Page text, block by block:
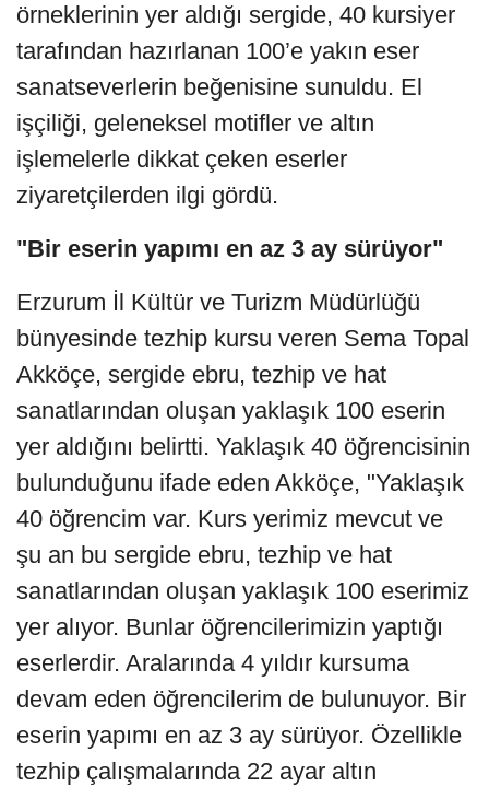
örneklerinin yer aldığı sergide, 40 kursiyer
tarafından hazırlanan 100’e yakın eser
sanatseverlerin beğenisine sunuldu. El
işçiliği, geleneksel motifler ve altın
işlemelerle dikkat çeken eserler
ziyaretçilerden ilgi gördü.
"Bir eserin yapımı en az 3 ay sürüyor"
Erzurum İl Kültür ve Turizm Müdürlüğü
bünyesinde tezhip kursu veren Sema Topal
Akköçe, sergide ebru, tezhip ve hat
sanatlarından oluşan yaklaşık 100 eserin
yer aldığını belirtti. Yaklaşık 40 öğrencisinin
bulunduğunu ifade eden Akköçe, "Yaklaşık
40 öğrencim var. Kurs yerimiz mevcut ve
şu an bu sergide ebru, tezhip ve hat
sanatlarından oluşan yaklaşık 100 eserimiz
yer alıyor. Bunlar öğrencilerimizin yaptığı
eserlerdir. Aralarında 4 yıldır kursuma
devam eden öğrencilerim de bulunuyor. Bir
eserin yapımı en az 3 ay sürüyor. Özellikle
tezhip çalışmalarında 22 ayar altın